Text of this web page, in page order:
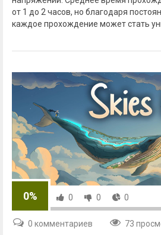
от 1 до 2 часов, но благодаря
каждое прохождение может стать
0% 0 0 0
0 комментариев
73